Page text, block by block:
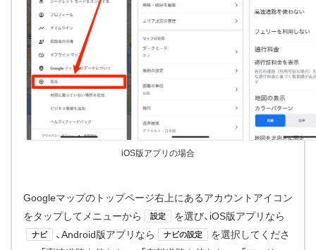
iOS版アプリの場合
Googleマップのトップページ右上にあるアカウントアイコン
をタップしてメニューから
設定 を選び、iOS版アプリなら
ナビ 、Android版アプリなら ナビの設定
を選択してくださ